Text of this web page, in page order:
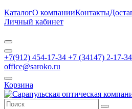
КаталогО компанииКонтакты
Личный кабинет
+7(912) 454-17-34 +7 (34147) 2-17-34
office@saroko.ru
Корзина